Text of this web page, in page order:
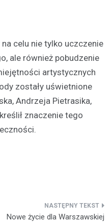
celu nie tylko uczczenie
ale również pobudzenie
artystycznych
zostały uświetnione
Andrzeja Pietrasika,
znaczenie tego
Nowe życie dla Warszawskiej